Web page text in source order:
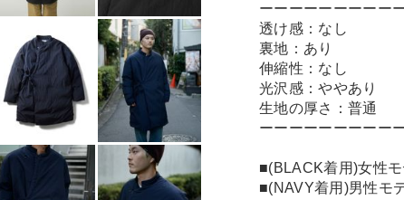
ーーーーーーーーー
透け感：なし
裏地：あり
伸縮性：なし
光沢感：ややあり
生地の厚さ：普通
ーーーーーーーーー
■(BLACK着用)女性
■(NAVY着用)男性モ